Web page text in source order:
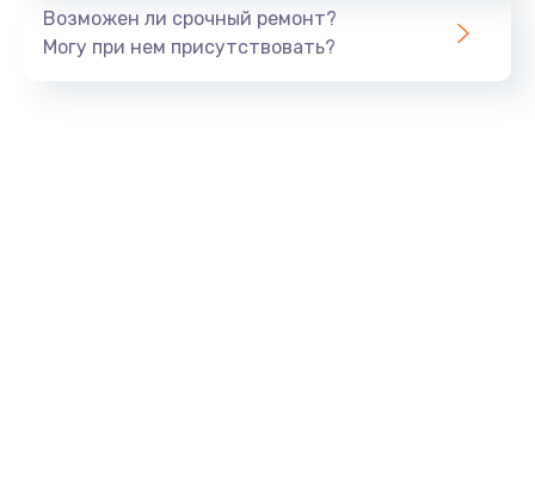
Возможен ли срочный ремонт?
Могу при нем присутствовать?